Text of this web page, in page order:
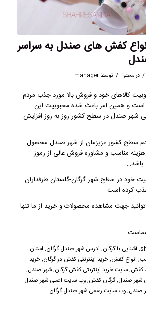
کفش های صندل به سراسر
/ درمحتوا / توسط manager
کالاهای خود و فروش بالا مورد جذب مردم
است و همین امر باعث شده محبوبیت این
شهر صندلدر سطح کشور روز به روز افزایش
سطح کشور عزیزمان ازشهر صندلمحصول
مناسب و مشاوره فروش عالی از رموز
خود در سطح شهرگرگان-گلستانطرفداران
جذب کرده است
جهت مشاهده محصولات و خرید از ما تنها
,آشنایی با گرگان, ادرس شهر صندل گرگان, استان
, انواع کفش,خرید اینترنتی کفش در گرگان,خرید
کفش,سایت خرید اینترنتی کفش گرگان,شهر صندل,
شهر صندل,گرگان کفش,وب سایت اصلی شهر صندل
صندل,وب سایت رسمی شهر صندل گرگان